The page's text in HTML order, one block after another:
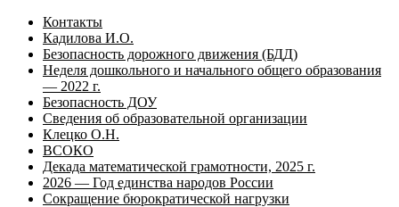
Контакты
Кадилова И.О.
Безопасность дорожного движения (БДД)
Неделя дошкольного и начального общего образования
— 2022 г.
Безопасность ДОУ
Сведения об образовательной организации
Клецко О.Н.
ВСОКО
Декада математической грамотности, 2025 г.
2026 — Год единства народов России
Сокращение бюрократической нагрузки